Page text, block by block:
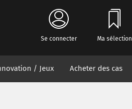
Se connecter Ma sélection
/ Jeux Acheter des cas